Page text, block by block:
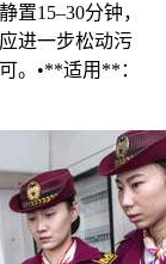
置15–30分钟，
进一步松动污
。•**适用**：